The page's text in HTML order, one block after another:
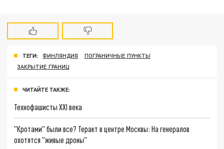
ТЕГИ: ФИНЛЯНДИЯ
ПОГРАНИЧНЫЕ ПУНКТЫ
ЗАКРЫТИЕ ГРАНИЦ
ЧИТАЙТЕ ТАКЖЕ:
Технофашисты XXI века
"Кротами" были все? Теракт в центре Москвы: На генералов
охотятся "живые дроны"